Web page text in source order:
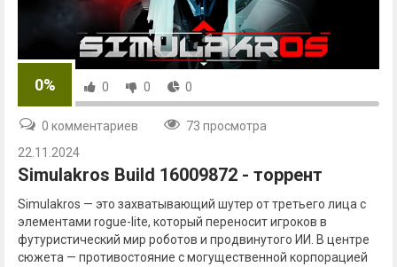
0% 0 0 0
0 комментариев
73 просмотра
22.11.2024
Simulakros Build 16009872 - торрент
Simulakros — это захватывающий шутер от третьего лица с
элементами rogue-lite, который переносит игроков в
футуристический мир роботов и продвинутого ИИ. В центре
сюжета — противостояние с могущественной корпорацией